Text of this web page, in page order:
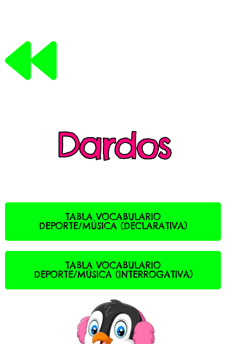
Dardos
TABLA VOCABULARIO
DEPORTE/MÚSICA (DECLARATIVA)
TABLA VOCABULARIO
DEPORTE/MÚSICA (INTERROGATIVA)